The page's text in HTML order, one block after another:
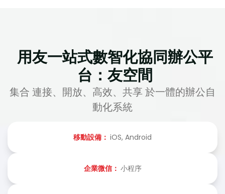
用友一站式數智化協同辦公平
台：友空間
集合 連接、開放、高效、共享 於一體的辦公自
動化系統
移動設備： iOS, Android
企業微信： 小程序